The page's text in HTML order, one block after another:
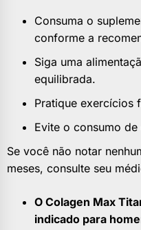
Consuma o
conforme a
Siga uma
equilibrada.
Pratique exercícios
Evite o consumo
Se você não notar
meses, consulte seu
O Colagen Max
indicado para